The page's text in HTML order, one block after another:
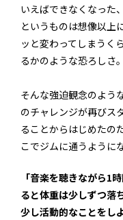
いえばできなくなった
というものは想像以上
ッと変わってしまうく
るかのような恐ろしさ。
そんな強迫観念のよう
のチャレンジが再びス
ることからはじめたの
こでジムに通うように
「音楽を聴きながら1
ると体重は少しずつ落
少し活動的なことをし